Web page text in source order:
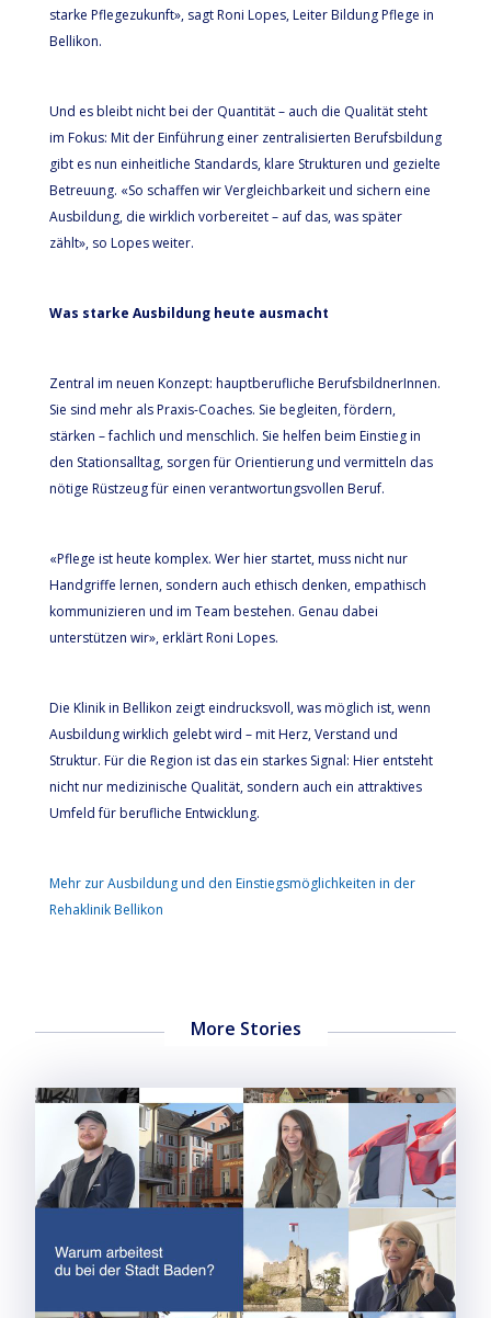
starke Pflegezukunft», sagt Roni Lopes, Leiter Bildung Pflege in
Bellikon.
Und es bleibt nicht bei der Quantität – auch die Qualität steht
im Fokus: Mit der Einführung einer zentralisierten Berufsbildung
gibt es nun einheitliche Standards, klare Strukturen und gezielte
Betreuung. «So schaffen wir Vergleichbarkeit und sichern eine
Ausbildung, die wirklich vorbereitet – auf das, was später
zählt», so Lopes weiter.
Was starke Ausbildung heute ausmacht
Zentral im neuen Konzept: hauptberufliche BerufsbildnerInnen.
Sie sind mehr als Praxis-Coaches. Sie begleiten, fördern,
stärken – fachlich und menschlich. Sie helfen beim Einstieg in
den Stationsalltag, sorgen für Orientierung und vermitteln das
nötige Rüstzeug für einen verantwortungsvollen Beruf.
«Pflege ist heute komplex. Wer hier startet, muss nicht nur
Handgriffe lernen, sondern auch ethisch denken, empathisch
kommunizieren und im Team bestehen. Genau dabei
unterstützen wir», erklärt Roni Lopes.
Die Klinik in Bellikon zeigt eindrucksvoll, was möglich ist, wenn
Ausbildung wirklich gelebt wird – mit Herz, Verstand und
Struktur. Für die Region ist das ein starkes Signal: Hier entsteht
nicht nur medizinische Qualität, sondern auch ein attraktives
Umfeld für berufliche Entwicklung.
Mehr zur Ausbildung und den Einstiegsmöglichkeiten in der
Rehaklinik Bellikon
More Stories